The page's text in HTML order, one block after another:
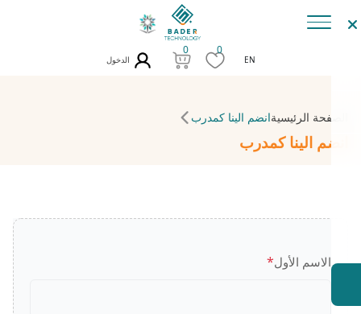
EN
0
0
الدخول
الصفحة الرئيسيةانضم الينا كمدرب
انضم الينا كمدرب
الاسم الأول*